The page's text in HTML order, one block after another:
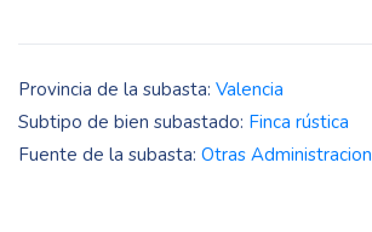
Provincia de la subasta: Valencia
Subtipo de bien subastado: Finca rústica
Fuente de la subasta: Otras